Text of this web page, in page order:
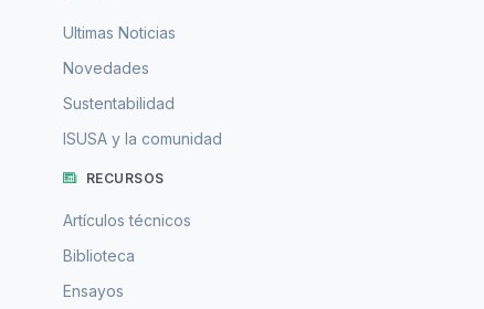
Ultimas Noticias
Novedades
Sustentabilidad
ISUSA y la comunidad
RECURSOS
Artículos técnicos
Biblioteca
Ensayos